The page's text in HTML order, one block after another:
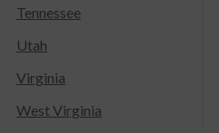
Tennessee
Utah
Virginia
West Virginia